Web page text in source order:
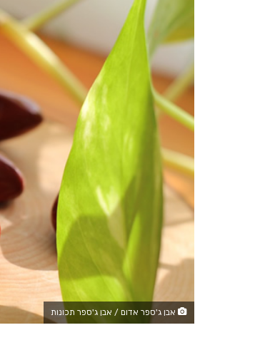
אבן ג'ספר אדום / אבן ג'ספר תכונות